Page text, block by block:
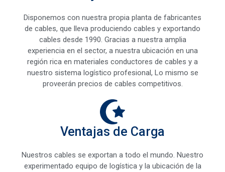
Disponemos con nuestra propia planta de fabricantes
de cables, que lleva produciendo cables y exportando
cables desde 1990. Gracias a nuestra amplia
experiencia en el sector, a nuestra ubicación en una
región rica en materiales conductores de cables y a
nuestro sistema logístico profesional, Lo mismo se
proveerán precios de cables competitivos.
Ventajas de Carga
Nuestros cables se exportan a todo el mundo. Nuestro
experimentado equipo de logística y la ubicación de la